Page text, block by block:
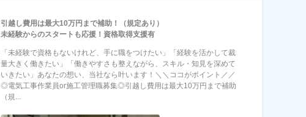
引越し費用は最大10万円まで補助！（規定あり）
未経験からのスタートも応援！資格取得支援有
「未経験で資格もないけれど、手に職をつけたい」「経験を活かして裁
量大きく働きたい」「働きやすさも整えながら、スキル・知見を深めて
いきたい」あなたの想い、当社なら叶います！＼＼ココがポイント／／
◎電気工事作業員or施工管理職募集◎引越し費用は最大10万円まで補助
（規...